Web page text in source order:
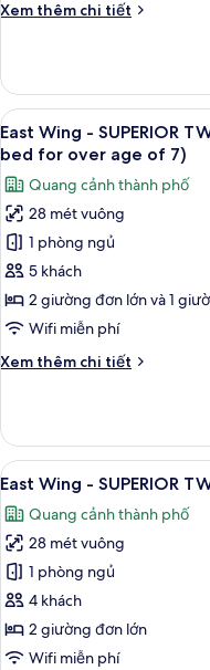
Non
Xem thêm chi tiết
Chi
Main
Building
-
SUPERIOR
Non
Smoking
Xem
tất
cả
ảnh
East
Wing
-
SUPERIOR
TWIN
3
Smoking
(1
bed
for
over
age
of
7)
11
East Wing - SUPERIOR
bed for over age of 7)
Quang cảnh thành phố
28 mét vuông
1 phòng ngủ
5 khách
2 giường đơn lớn và 1
Wifi miễn phí
Xem thêm chi tiết
Chi
East
Wing
-
TWIN
(For
adults),
Non
Smoking
(1
bed
Xem
tất
cả
ảnh
East
Wing
-
SUPERIOR
11
East Wing - SUPERIOR
Quang cảnh thành phố
28 mét vuông
1 phòng ngủ
4 khách
2 giường đơn lớn
Wifi miễn phí